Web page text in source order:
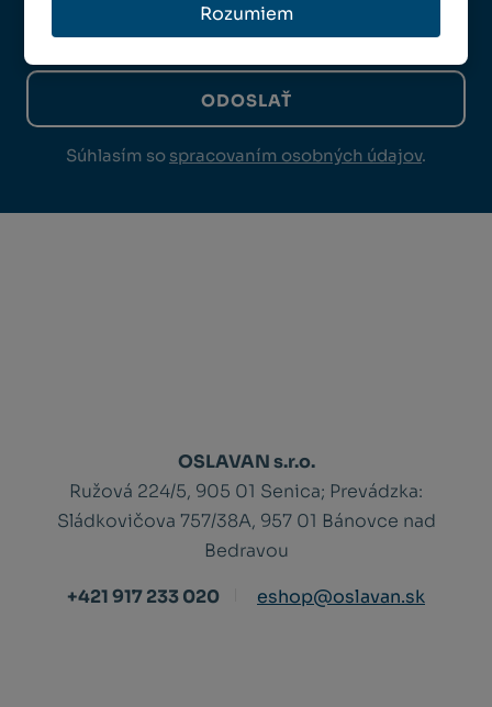
Rozumiem
ODOSLAŤ
Súhlasím so spracovaním osobných údajov.
OSLAVAN s.r.o.
Ružová 224/5, 905 01 Senica; Prevádzka:
Sládkovičova 757/38A, 957 01 Bánovce nad
Bedravou
+421 917 233 020
eshop@oslavan.sk